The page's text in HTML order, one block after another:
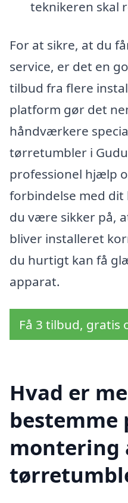
teknikeren skal
For at sikre, at du
service, er det en
tilbud fra flere
platform gør det
håndværkere
tørretumbler i
professionel hjælp
forbindelse med dit
du være sikker på,
bliver installeret
du hurtigt kan få
apparat.
Få 3 tilbud, gratis
Hvad er
bestemme
montering